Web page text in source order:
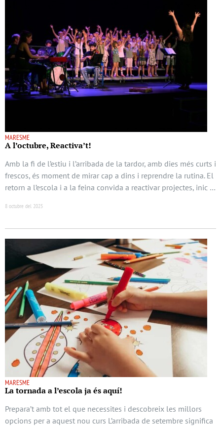
MARESME
A l’octubre, Reactiva’t!
Amb la fi de l’estiu i l’arribada de la tardor, amb dies més curts i
frescos, és moment de mirar cap a dins i reprendre la rutina. El
retorn a l’escola i a la feina convida a reactivar projectes, inic …
8 octubre del 2025
MARESME
La tornada a l’escola ja és aquí!
Prepara’t amb tot el que necessites i descobreix les millors
opcions per a aquest nou curs L’arribada de setembre significa